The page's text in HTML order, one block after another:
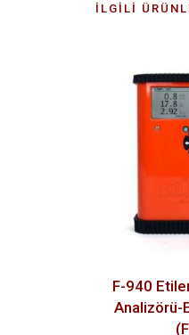
İLGILI
F-940
Analizörü-